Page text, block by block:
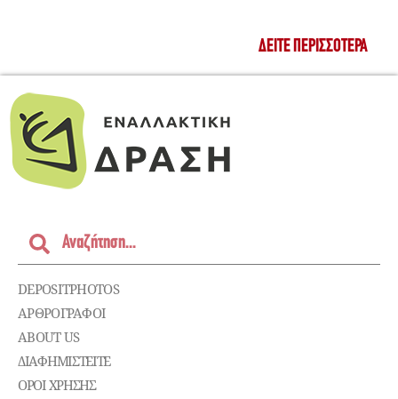
ΔΕΊΤΕ ΠΕΡΙΣΣΌΤΕΡΑ
DEPOSITPHOTOS
ΑΡΘΡΟΓΡΑΦΟΙ
ABOUT US
ΔΙΑΦΗΜΙΣΤΕΊΤΕ
ΌΡΟΙ ΧΡΉΣΗΣ